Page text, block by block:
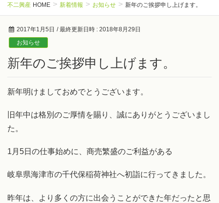
不二興産 HOME 新着情報 お知らせ 新年のご挨拶申し上げます。
2017年1月5日 / 最終更新日時 : 2018年8月29日
お知らせ
新年のご挨拶申し上げます。
新年明けましておめでとうございます。
旧年中は格別のご厚情を賜り、誠にありがとうございまし
た。
1月5日の仕事始めに、商売繁盛のご利益がある
岐阜県海津市の千代保稲荷神社へ初詣に行ってきました。
昨年は、より多くの方に出会うことができた年だったと思